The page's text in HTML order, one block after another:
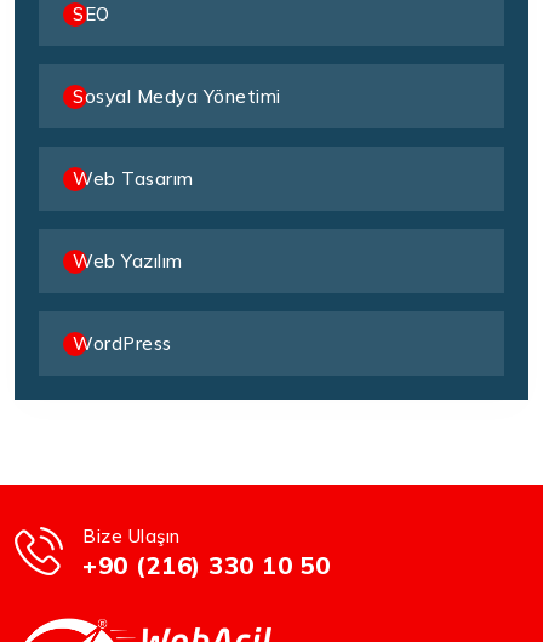
SEO
Sosyal Medya Yönetimi
Web Tasarım
Web Yazılım
WordPress
Bize Ulaşın
+90 (216) 330 10 50